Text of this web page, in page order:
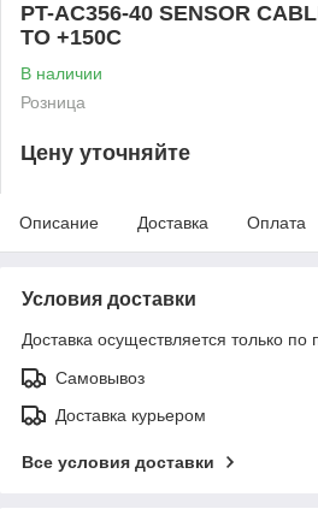
PT-AC356-40 SENSOR
TO +150C
В наличии
Розница
Цену уточняйте
Описание Доставка Оплата
Условия доставки
Доставка осуществляется только по
Самовывоз
Доставка курьером
Все условия доставки